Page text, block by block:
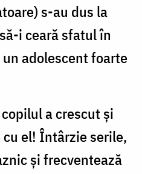
s-au dus la
i ceară sfatul în
adolescent foarte
a crescut şi
el! Întârzie serile,
şi frecventează